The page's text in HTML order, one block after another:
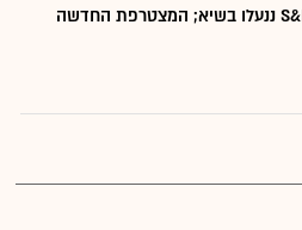
נאסד"ק ו-500 S&P ננעלו בשיא; המצטרפת החדשה